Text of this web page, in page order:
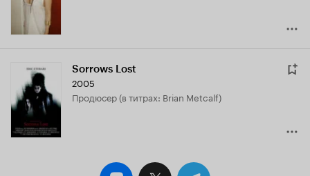
Sorrows Lost
2005
продюсер (в титрах: Brian Metcalf)